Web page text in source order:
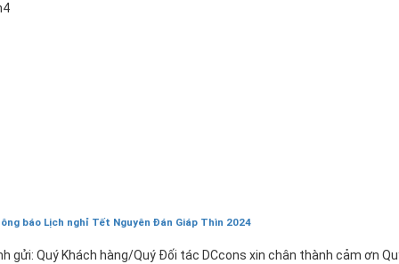
báo Lịch nghỉ Tết Nguyên Đán Giáp Thìn 2024
gửi: Quý Khách hàng/Quý Đối tác DCcons xin chân thành cảm ơn